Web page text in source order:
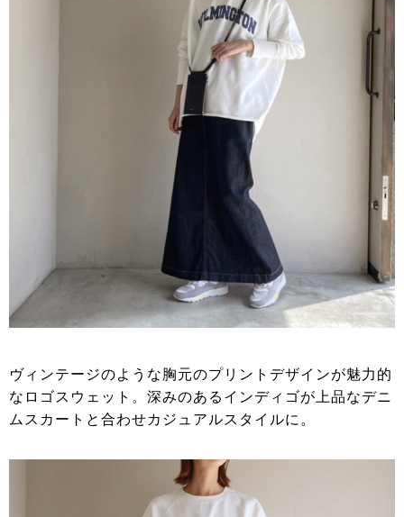
ヴィンテージのような胸元のプリントデザインが魅力的
なロゴスウェット。深みのあるインディゴが上品なデニ
ムスカートと合わせカジュアルスタイルに。